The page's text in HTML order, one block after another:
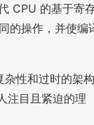
CPU 的基于寄
的操作，并使编
性和过时的架构
注目且紧迫的理